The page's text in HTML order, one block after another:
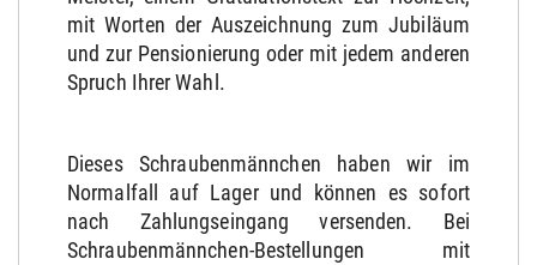
mit Worten der Auszeichnung zum Jubiläum
und zur Pensionierung oder mit jedem anderen
Spruch Ihrer Wahl.
Dieses Schraubenmännchen haben wir im
Normalfall auf Lager und können es sofort
nach Zahlungseingang versenden. Bei
Schraubenmännchen-Bestellungen mit